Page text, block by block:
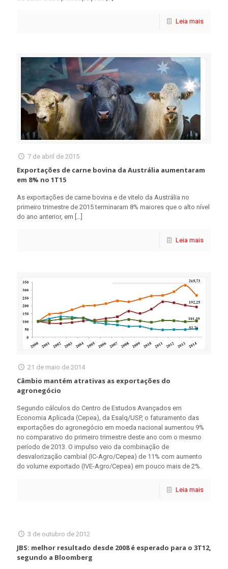
Leia mais
7 de abril de 2015
Exportações de carne bovina da Austrália aumentaram
em 8% no 1T15
As exportações de carne bovina e de vitelo da Austrália no
primeiro trimestre de 2015 terminaram 8% maiores que o alto nível
do ano anterior, em
Leia mais
21 de maio de 2014
Câmbio mantém atrativas as exportações do
agronegócio
Segundo cálculos do Centro de Estudos Avançados em
Economia Aplicada (Cepea), da Esalq/USP, o faturamento das
exportações do agronegócio em moeda nacional aumentou 9%
no comparativo do primeiro trimestre deste ano com o mesmo
período de 2013. O impulso veio da combinação de
desvalorização cambial (IC-Agro/Cepea) de 11% com aumento
do volume exportado (IVE-Agro/Cepea) em pouco mais de 2%.
Leia mais
3 de outubro de 2012
JBS: melhor resultado desde 2008 é esperado para o 3T12,
segundo a Bloomberg